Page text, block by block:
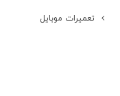
تعمیرات موبایل